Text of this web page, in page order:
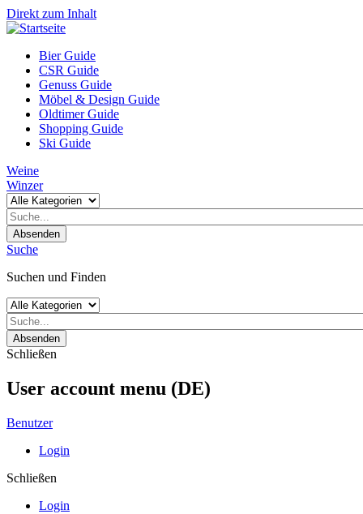
Direkt zum Inhalt
Bier Guide
CSR Guide
Genuss Guide
Möbel & Design Guide
Oldtimer Guide
Shopping Guide
Ski Guide
Weine
Winzer
Absenden
Suche
Suchen und Finden
Absenden
Schließen
User account menu (DE)
Benutzer
Login
Schließen
Login